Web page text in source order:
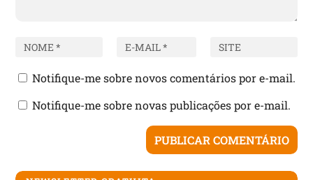
Notifique-me sobre novos comentários por e-mail.
Notifique-me sobre novas publicações por e-mail.